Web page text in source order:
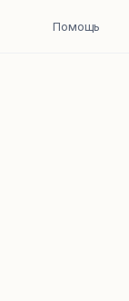
Помощь